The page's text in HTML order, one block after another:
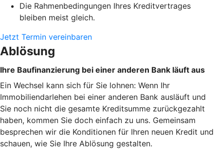
Die Rahmenbedingungen Ihres Kreditvertrages
bleiben meist gleich.
Jetzt Termin vereinbaren
Ablösung
Ihre Baufinanzierung bei einer anderen Bank läuft aus
Ein Wechsel kann sich für Sie lohnen: Wenn Ihr
Immobiliendarlehen bei einer anderen Bank ausläuft und
Sie noch nicht die gesamte Kreditsumme zurückgezahlt
haben, kommen Sie doch einfach zu uns. Gemeinsam
besprechen wir die Konditionen für Ihren neuen Kredit und
schauen, wie Sie Ihre Ablösung gestalten.